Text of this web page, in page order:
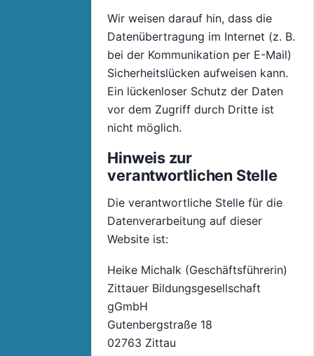
Wir weisen darauf hin, dass die
Datenübertragung im Internet (z. B.
bei der Kommunikation per E-Mail)
Sicherheitslücken aufweisen kann.
Ein lückenloser Schutz der Daten
vor dem Zugriff durch Dritte ist
nicht möglich.
Hinweis zur
verantwortlichen Stelle
Die verantwortliche Stelle für die
Datenverarbeitung auf dieser
Website ist:
Heike Michalk (Geschäftsführerin)
Zittauer Bildungsgesellschaft
gGmbH
Gutenbergstraße 18
02763 Zittau